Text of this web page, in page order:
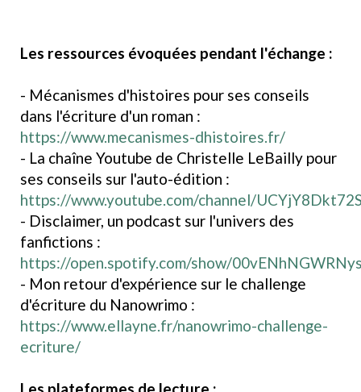
Les ressources évoquées pendant l'échange :
- Mécanismes d'histoires pour ses conseils
dans l'écriture d'un roman :
https://www.mecanismes-dhistoires.fr/
- La chaîne Youtube de Christelle LeBailly pour
ses conseils sur l'auto-édition :
https://www.youtube.com/channel/
- Disclaimer, un podcast sur l'univers des
fanfictions :
https://open.spotify.com/show/
- Mon retour d'expérience sur le challenge
d'écriture du Nanowrimo :
https://www.ellayne.fr/nanowrimo-challenge-
ecriture/